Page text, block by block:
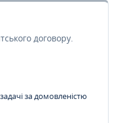
договору.
за домовленістю